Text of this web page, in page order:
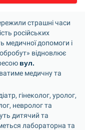
страшні часи
російських
медичної допомоги і
відновлює
вул.
медичну та
гінеколог, уролог,
невролог та
дитячий та
лабораторна та